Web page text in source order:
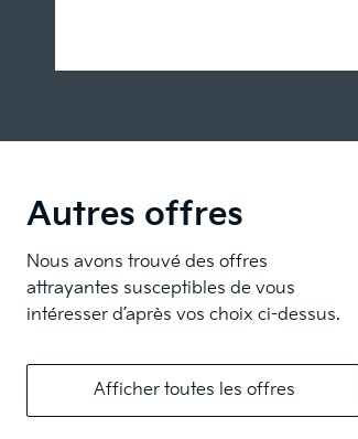
Autres offres
Nous avons trouvé des offres
attrayantes susceptibles de vous
intéresser d’après vos choix ci-dessus.
Afficher toutes les offres